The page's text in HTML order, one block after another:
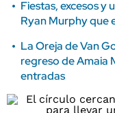
Fiestas, excesos y
Ryan Murphy que
La Oreja de Van
regreso de Amaia
entradas